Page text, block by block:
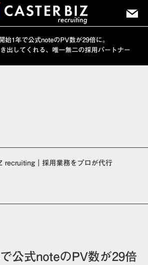
始1年で公式noteのPV数が29倍に。
出してくれる、唯一無二の採用パートナー
recruiting｜採用業務をプロが代行
公式noteのPV数が29倍